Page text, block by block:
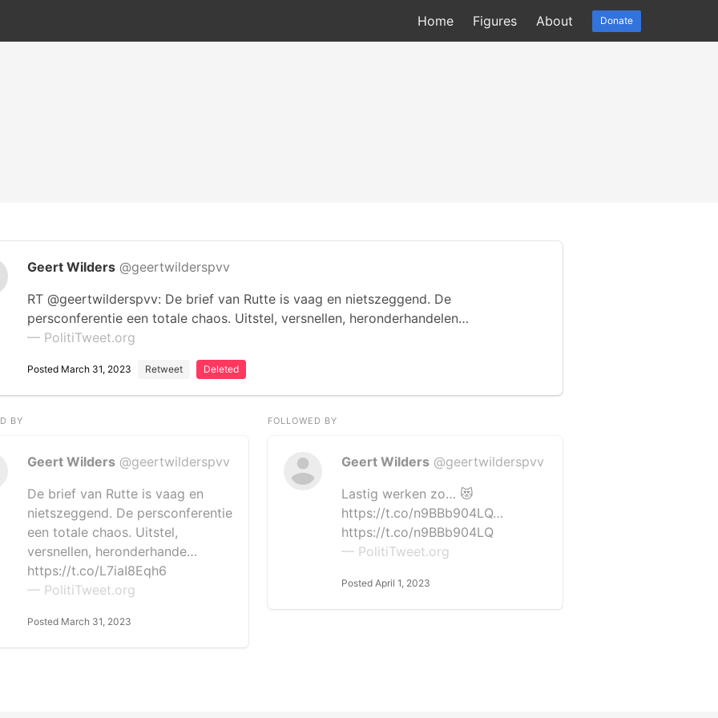
Home Figures About Donate
Geert Wilders @geertwilderspvv
RT @geertwilderspvv: De brief van Rutte is vaag en nietszeggend. De
persconferentie een totale chaos. Uitstel, versnellen, heronderhandelen…
— PolitiTweet.org
Posted March 31, 2023 Retweet Deleted
BY
Geert Wilders @geertwilderspvv
De brief van Rutte is vaag en
nietszeggend. De persconferentie
een totale chaos. Uitstel,
versnellen, heronderhande…
https://t.co/L7iaI8Eqh6
— PolitiTweet.org
Posted March 31, 2023
FOLLOWED BY
Geert Wilders @geertwilderspvv
Lastig werken zo… 😻
https://t.co/n9BBb904LQ…
https://t.co/n9BBb904LQ
— PolitiTweet.org
Posted April 1, 2023